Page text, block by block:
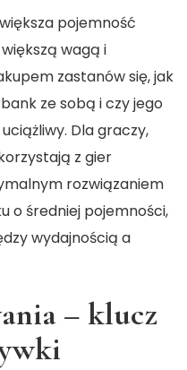
pojemność
wagą i
zastanów się, jak
ze sobą i czy jego
Dla graczy,
z gier
rozwiązaniem
o średniej pojemności,
wydajnością a
– klucz